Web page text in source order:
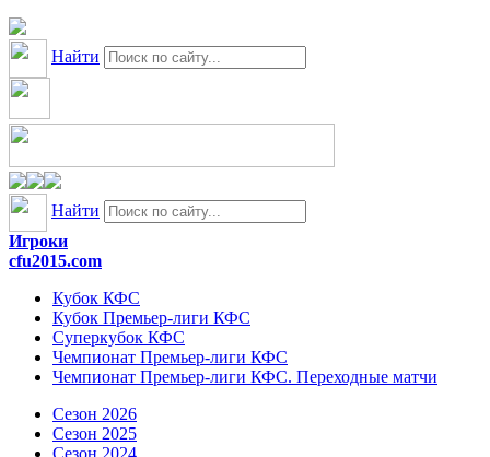
Найти
Найти
Игроки
cfu2015.com
Кубок КФС
Кубок Премьер-лиги КФС
Суперкубок КФС
Чемпионат Премьер-лиги КФС
Чемпионат Премьер-лиги КФС. Переходные матчи
Сезон 2026
Сезон 2025
Сезон 2024